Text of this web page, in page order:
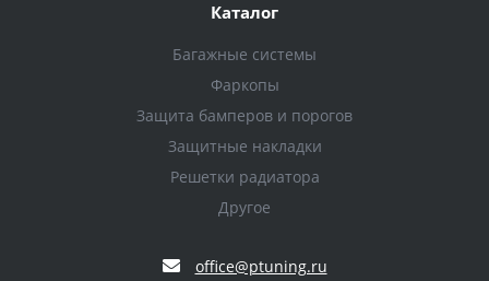
Каталог
Багажные системы
Фаркопы
Защита бамперов и порогов
Защитные накладки
Решетки радиатора
Другое
office@ptuning.ru